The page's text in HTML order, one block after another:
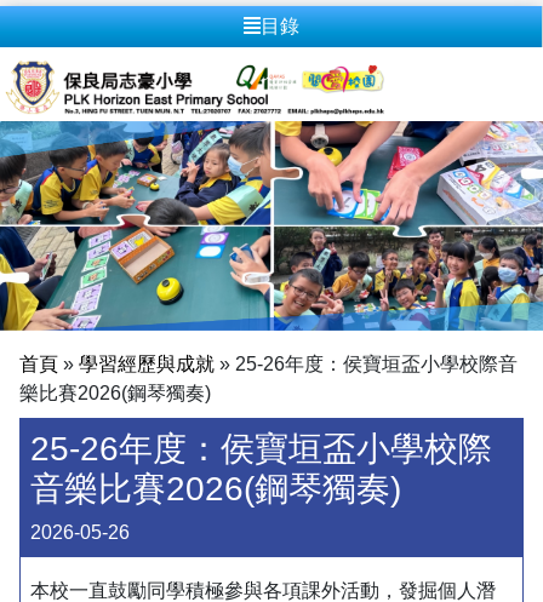
目錄
首頁 » 學習經歷與成就 » 25-26年度：侯寶垣盃小學校際音
樂比賽2026(鋼琴獨奏)
25-26年度：侯寶垣盃小學校際
音樂比賽2026(鋼琴獨奏)
2026-05-26
本校一直鼓勵同學積極參與各項課外活動，發掘個人潛